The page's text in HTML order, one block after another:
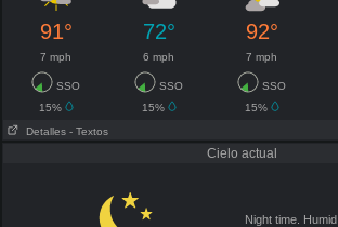
91° 72° 92°
7 mph 6 mph 7 mph
SSO SSO SSO
15%
15% 15%
Detalles - Textos
Cielo actual
Night time. Humid.